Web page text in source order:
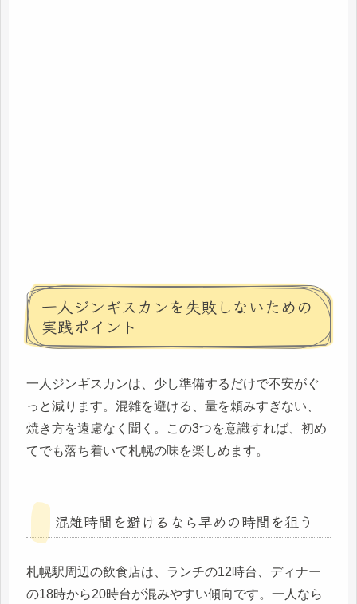
一人ジンギスカンを失敗しないための
実践ポイント
一人ジンギスカンは、少し準備するだけで不安がぐ
っと減ります。混雑を避ける、量を頼みすぎない、
焼き方を遠慮なく聞く。この3つを意識すれば、初め
てでも落ち着いて札幌の味を楽しめます。
混雑時間を避けるなら早めの時間を狙う
札幌駅周辺の飲食店は、ランチの12時台、ディナー
の18時から20時台が混みやすい傾向です。一人なら